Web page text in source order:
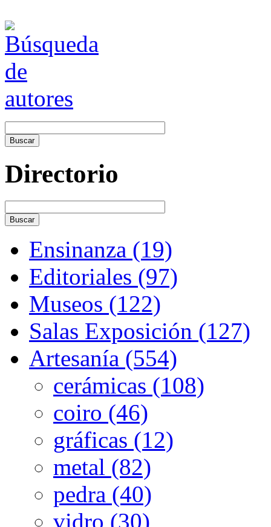
Directorio
Ensinanza (19)
Editoriales (97)
Museos (122)
Salas Exposición (127)
Artesanía (554)
cerámicas (108)
coiro (46)
gráficas (12)
metal (82)
pedra (40)
vidro (30)